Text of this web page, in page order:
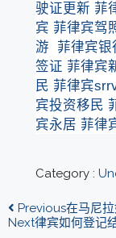
驶证更新 菲
宾 菲律宾驾
游
菲律宾银
签证 菲律宾
民 菲律宾
宾投资移民
宾永居 菲律
Category :
Previous在马尼
Next律宾如何登记